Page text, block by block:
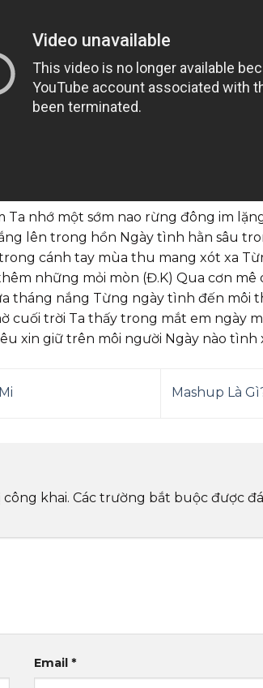
Ta nhớ một sớm nao rừng đông im
lên trong hồn Ngày tình hằn sâu
cánh tay mùa thu mang xót xa
những mỏi mòn (Đ.K) Qua cơn
tháng nắng Từng ngày tình đến môi
trời Ta thấy trong mắt em ngày
xin giữ trên môi người Ngày nào tình
Mashup Là
khai. Các trường bắt buộc được
Email*